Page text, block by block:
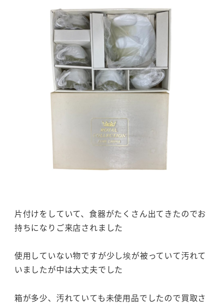
片付けをしていて、食器がたくさん出てきたのでお
持ちになりご来店されました
使用していない物ですが少し埃が被っていて汚れて
いましたが中は大丈夫でした
箱が多少、汚れていても未使用品でしたので買取さ